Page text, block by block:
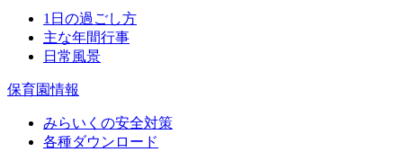
1日の過ごし方
主な年間行事
日常風景
保育園情報
みらいくの安全対策
各種ダウンロード